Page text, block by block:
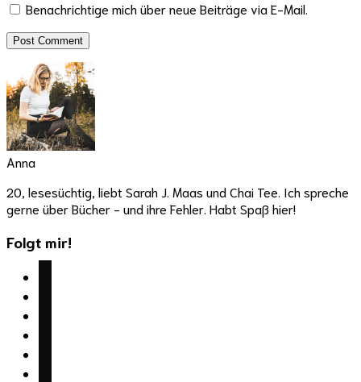
Benachrichtige mich über neue Beiträge via E-Mail.
Anna
20, lesesüchtig, liebt Sarah J. Maas und Chai Tee. Ich spreche
gerne über Bücher - und ihre Fehler. Habt Spaß hier!
Folgt mir!